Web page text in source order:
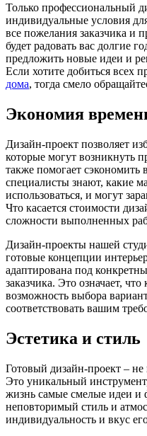
Только профессиональный
индивидуальные условия
все пожелания заказчика и
будет радовать вас долгие
предложить новые идеи и
Если хотите добиться всех
дома, тогда смело
Экономия
Дизайн-проект позволяет
которые могут возникнуть
также помогает
специалисты знают, какие
использоваться, и могут
Что касается стоимости
сложности выполненных
Дизайн-проекты нашей
готовые концепции
адаптирована под
заказчика. Это означает,
возможность выбора
соответствовать вашим
Эстетика и стиль
Готовый дизайн-проект –
Это уникальный
жизнь самые смелые идеи и
неповторимый стиль и
индивидуальность и вкус